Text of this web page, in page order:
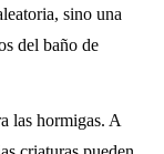
sino una
del baño de
las hormigas. A